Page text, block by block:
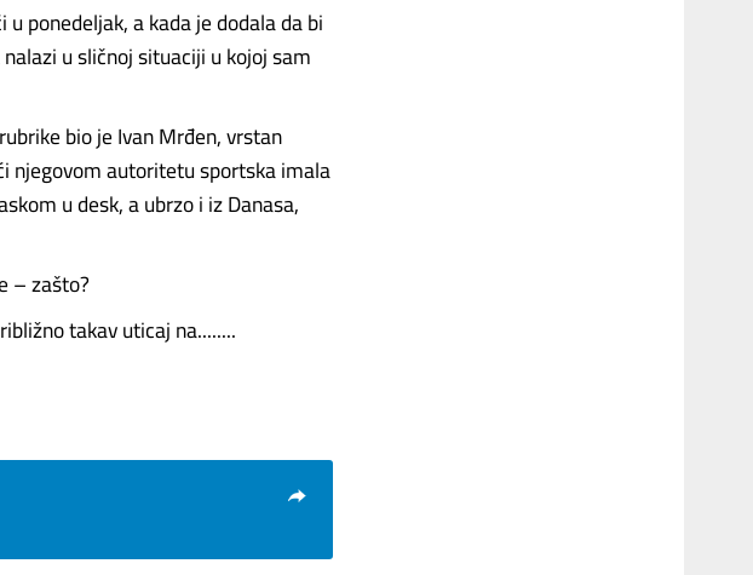
ponedeljak, a kada je dodala da bi
u sličnoj situaciji u kojoj sam
bio je Ivan Mrđen, vrstan
njegovom autoritetu sportska imala
u desk, a ubrzo i iz Danasa,
– zašto?
takav uticaj na........